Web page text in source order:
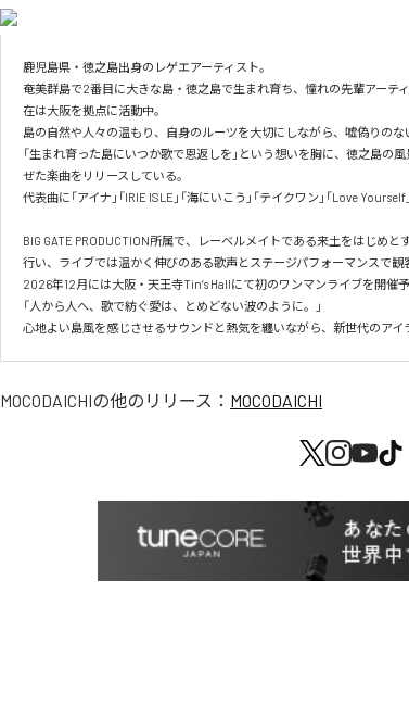
鹿児島県・徳之島出身のレゲエアーティスト。
奄美群島で2番目に大きな島・徳之島で生まれ育ち、憧れの先輩アーテ
在は大阪を拠点に活動中。
島の自然や人々の温もり、自身のルーツを大切にしながら、嘘偽りのな
「生まれ育った島にいつか歌で恩返しを」という想いを胸に、徳之島の
ぜた楽曲をリリースしている。
代表曲に「アイナ」「IRIE ISLE」「海にいこう」「テイクワン」「Love Yourself
BIG GATE PRODUCTION所属で、レーベルメイトである来土をはじめ
行い、ライブでは温かく伸びのある歌声とステージパフォーマンスで観
2026年12月には大阪・天王寺Tin’s Hallにて初のワンマンライブを開催予
「人から人へ、歌で紡ぐ愛は、とめどない波のように。」
心地よい島風を感じさせるサウンドと熱気を纏いながら、新世代のアイ
MOCODAICHIの他のリリース： MOCODAICHI